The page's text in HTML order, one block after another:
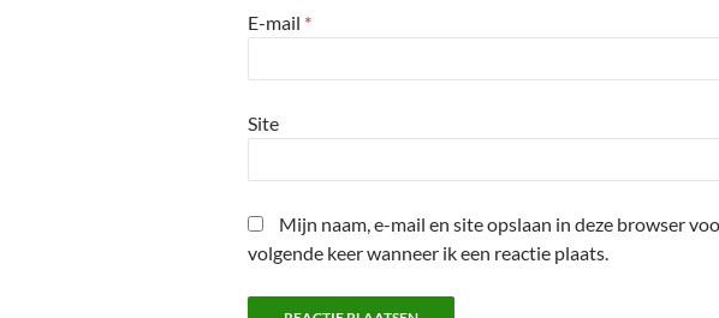
E-mail *
Site
Mijn naam, e-mail en site opslaan in deze browser
volgende keer wanneer ik een reactie plaats.